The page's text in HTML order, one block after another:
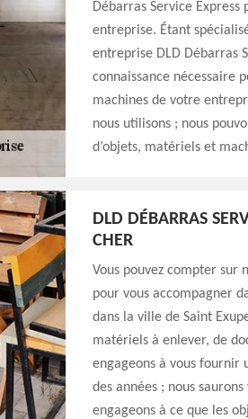
Débarras Service
entreprise. Étant
entreprise DLD Débarras
connaissance nécessaire
machines de votre
nous utilisons ; nous
d’objets, matériels et
DLD DÉBARRAS
CHER
Vous pouvez compter sur
pour vous accompagner
dans la ville de Saint
matériels à enlever, de
engageons à vous
des années ; nous
engageons à ce que les